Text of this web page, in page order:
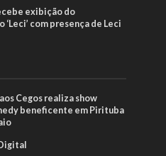
exibição do
com presença de Leci
Cegos realiza show
beneficente em Pirituba